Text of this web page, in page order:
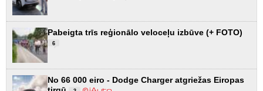
Pabeigta trīs reģionālo veloceļu izbūve (+ FOTO)
6
No 66 000 eiro - Dodge Charger atgriežas Eiropas